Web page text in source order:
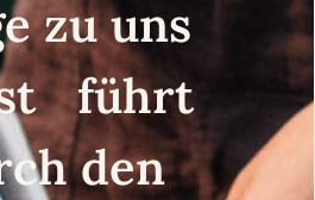
zu uns
führt
den